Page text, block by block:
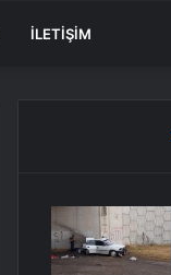
İLETIŞIM